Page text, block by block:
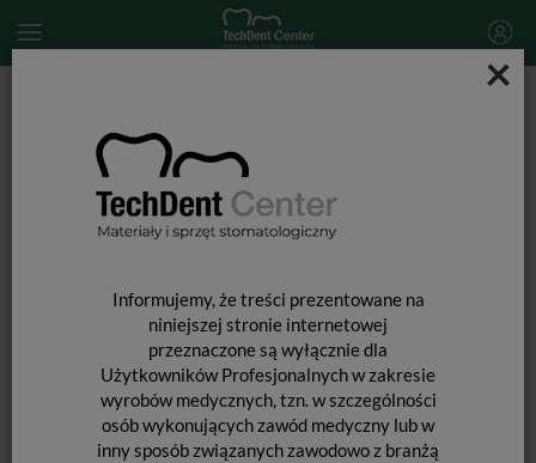
×
Informujemy, że treści prezentowane na
niniejszej stronie internetowej
przeznaczone są wyłącznie dla
Użytkowników Profesjonalnych w zakresie
wyrobów medycznych, tzn. w szczególności
osób wykonujących zawód medyczny lub w
inny sposób związanych zawodowo z branżą
MATERIAŁY WYPEŁNIENIOWE ŚWIATŁOUTWARDZALNE
Beautifil Bulk Resortative / 4,5g